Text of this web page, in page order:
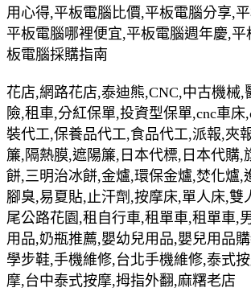
用心得,平板電腦比價,平板電腦分享,
平板電腦哪裡便宜,平板電腦週年慶,平
板電腦採購指南
花店,網路花店,泰迪熊,CNC,中古機械,
險,租車,分紅保單,投資型保單,cnc車床
裝代工,保養品代工,食品代工,派報,夾
簾,隔熱膜,遮陽簾,日本代標,日本代購,
餅,三明治冰餅,金爐,環保金爐,焚化爐,
腳臭,易夏貼,止汗劑,按摩床,單人床,雙
尾公路花園,租自行車,租單車,租單車,
用品,奶瓶推薦,嬰幼兒用品,嬰兒用品
學步鞋,手機維修,台北手機維修,泰式
摩,台中泰式按摩,拇指外翻,麻糬老店